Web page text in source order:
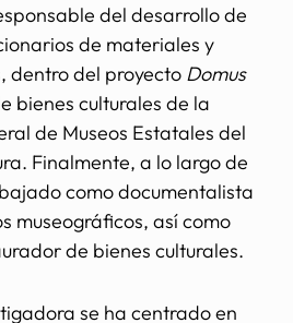
del desarrollo de
de materiales y
dentro del proyecto Domus
bienes culturales de la
de Museos Estatales del
Finalmente, a lo largo de
como documentalista
museográficos, así como
de bienes culturales.
se ha centrado en